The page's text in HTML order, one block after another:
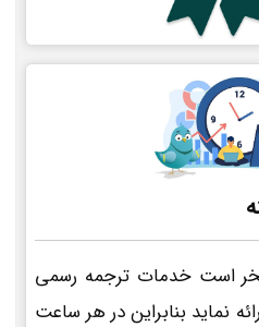
است خدمات ترجمه رسمی
24 ساعته ارائه نماید بنابراین در هر ساعت